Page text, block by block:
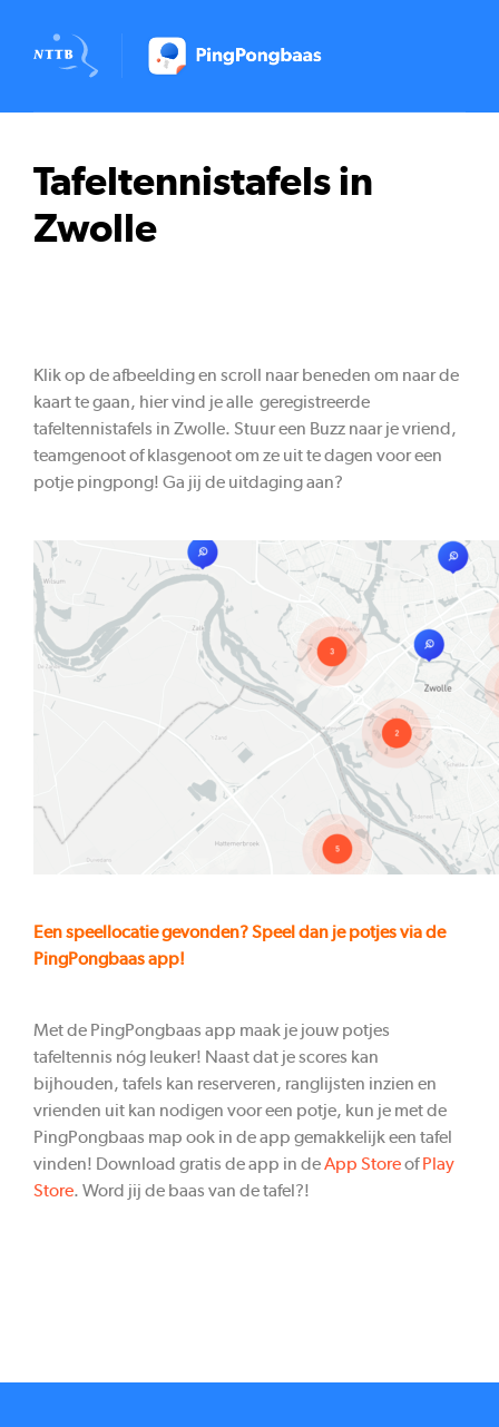
Tafeltennistafels in
Zwolle
Klik op de afbeelding en scroll naar beneden om naar de
kaart te gaan, hier vind je alle geregistreerde
tafeltennistafels in Zwolle. Stuur een Buzz naar je vriend,
teamgenoot of klasgenoot om ze uit te dagen voor een
potje pingpong! Ga jij de uitdaging aan?
Een speellocatie gevonden? Speel dan je potjes via de
PingPongbaas app!
Met de PingPongbaas app maak je jouw potjes
tafeltennis nóg leuker! Naast dat je scores kan
bijhouden, tafels kan reserveren, ranglijsten inzien en
vrienden uit kan nodigen voor een potje, kun je met de
PingPongbaas map ook in de app gemakkelijk een tafel
vinden! Download gratis de app in deApp StoreofPlay
Store. Word jij de baas van de tafel?!